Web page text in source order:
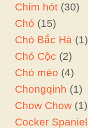
Chim hót (30)
Chó (15)
Chó Bắc Hà (1)
Chó Cộc (2)
Chó mèo (4)
Chongqinh (1)
Chow Chow (1)
Cocker Spaniel